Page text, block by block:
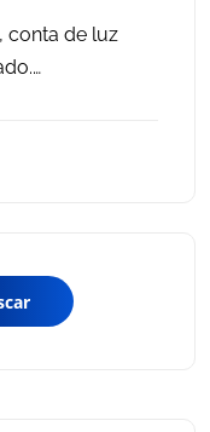
conta de luz